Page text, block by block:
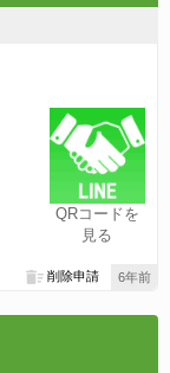
QRコードを
見る
6年前
削除申請